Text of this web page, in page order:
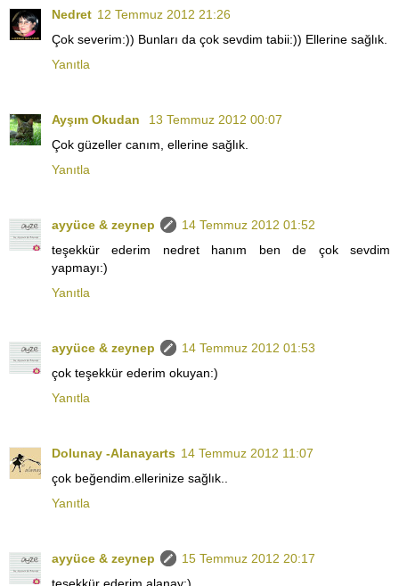
Nedret 12 Temmuz 2012 21:26
Çok severim:)) Bunları da çok sevdim tabii:)) Ellerine sağlık.
Yanıtla
Ayşım Okudan
13 Temmuz 2012 00:07
Çok güzeller canım, ellerine sağlık.
Yanıtla
ayyüce & zeynep
14 Temmuz 2012 01:52
teşekkür ederim nedret hanım ben de çok sevdim
yapmayı:)
Yanıtla
ayyüce & zeynep
14 Temmuz 2012 01:53
çok teşekkür ederim okuyan:)
Yanıtla
Dolunay -Alanayarts 14 Temmuz 2012 11:07
çok beğendim.ellerinize sağlık..
Yanıtla
ayyüce & zeynep
15 Temmuz 2012 20:17